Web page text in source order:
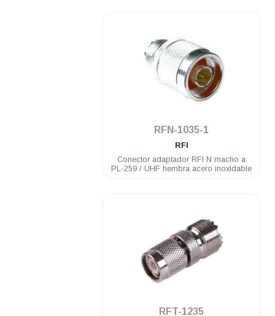
RFN-1035-1
RFI
Conector adaptador RFI N macho a
PL-259 / UHF hembra acero inoxidable
RFT-1235